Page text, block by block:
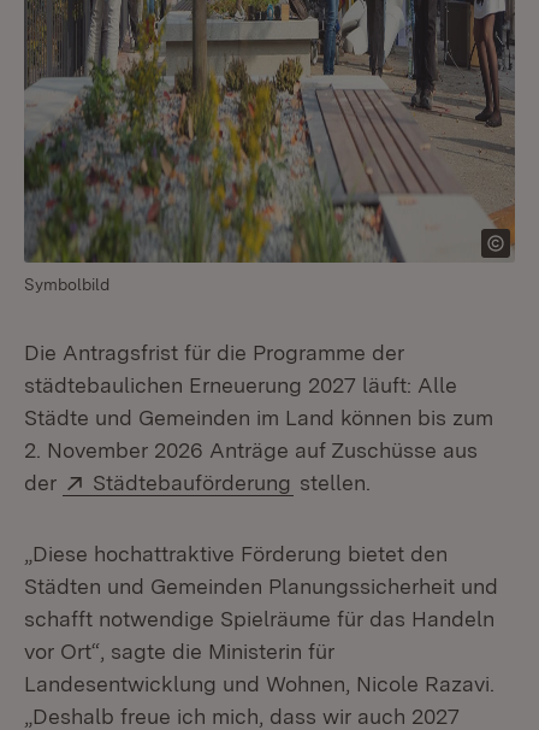
Symbolbild
Die Antragsfrist für die Programme der
städtebaulichen Erneuerung 2027 läuft: Alle
Städte und Gemeinden im Land können bis zum
2. November 2026 Anträge auf Zuschüsse aus
der
Extern:
Städtebauförderung (Öffnet in neuem
stellen.
„Diese hochattraktive Förderung bietet den
Städten und Gemeinden Planungssicherheit und
schafft notwendige Spielräume für das Handeln
vor Ort“, sagte die Ministerin für
Landesentwicklung und Wohnen, Nicole Razavi.
„Deshalb freue ich mich, dass wir auch 2027